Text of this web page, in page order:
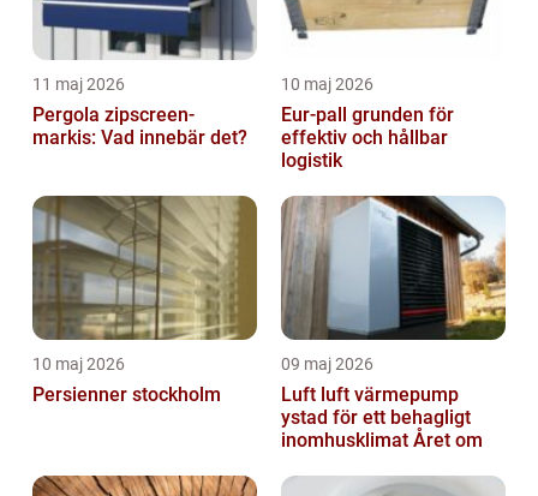
11 maj 2026
Pergola zipscreen-
markis: Vad innebär det?
10 maj 2026
Eur-pall grunden för
effektiv och hållbar
logistik
10 maj 2026
Persienner stockholm
09 maj 2026
Luft luft värmepump
ystad för ett behagligt
inomhusklimat Året om